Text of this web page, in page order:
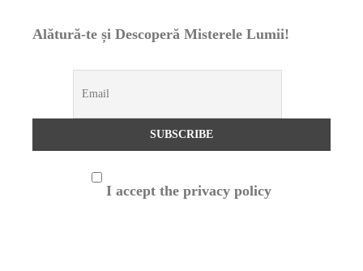
Alătură-te și Descoperă Misterele Lumii!
I accept the privacy policy